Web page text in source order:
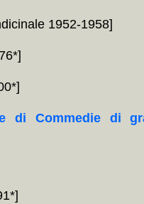
1952-1958]
di Commedie di